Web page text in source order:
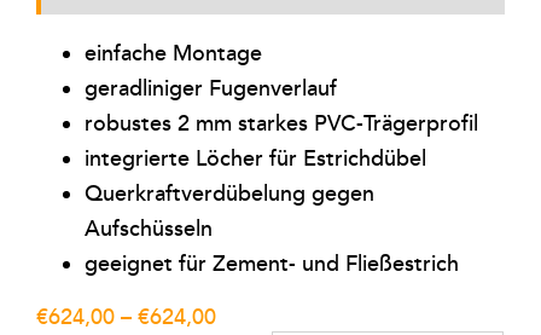
einfache Montage
geradliniger Fugenverlauf
robustes 2 mm starkes PVC-Trägerprofil
integrierte Löcher für Estrichdübel
Querkraftverdübelung gegen
Aufschüsseln
geeignet für Zement- und Fließestrich
€624,00 – €624,00Preisspanne: